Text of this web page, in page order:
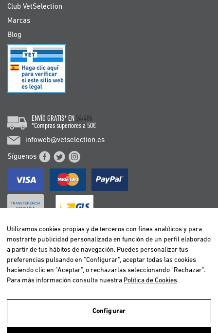
Utilizamos cookies propias y de terceros para realizar el análisis de la
Club VetSelection
Marcas
Blog
ENVÍO GRATIS* EN 24/48h
*Compras superiores a 50€
infoweb@vetselection.es
Síguenos
BELGIË / BELGIQUE
DEUTSCHLAND
ESPAÑA
FRANCE
ITALIA
NEDERLAND
ÖSTERREICH
Utilizamos cookies propias y de terceros con fines analíticos y para
mostrarte publicidad personalizada en función de un perfil elaborado
a partir de tus hábitos de navegación. Puedes personalizar tus
preferencias pulsando en "Configurar", aceptar todas las cookies
haciendo clic en "Aceptar", o rechazarlas seleccionando "Rechazar".
Para más información consulta nuestra Política de Cookies.
Configurar